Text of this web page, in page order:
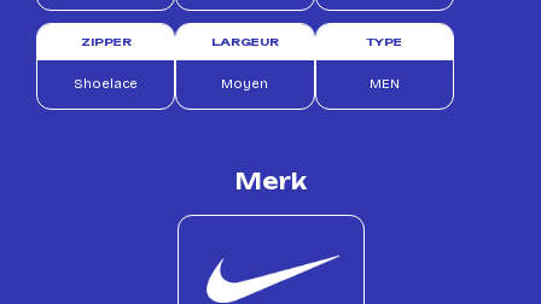
ZIPPER
Shoelace
LARGEUR
Moyen
TYPE
MEN
Merk